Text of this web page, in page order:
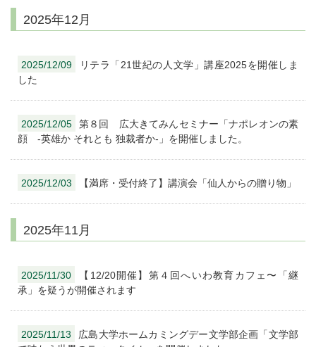
2025年12月
2025/12/09
リテラ「21世紀の人文学」講座2025を開催しま
した
2025/12/05
第８回 広大きてみんセミナー「ナポレオンの素
顔 -英雄か それとも 独裁者か-」を開催しました。
2025/12/03 【満席・受付終了】講演会「仙人からの贈り物」
2025年11月
2025/11/30
【12/20開催】第４回へいわ教育カフェ〜「継
承」を疑うが開催されます
2025/11/13
広島大学ホームカミングデー文学部企画「文学部